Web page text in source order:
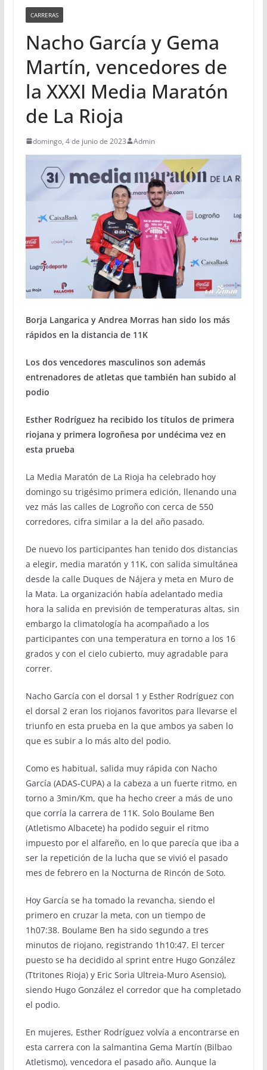
CARRERAS
Nacho García y Gema
Martín, vencedores de
la XXXI Media Maratón
de La Rioja
domingo, 4 de junio de 2023 Admin
Borja Langarica y Andrea Morras han sido los más
rápidos en la distancia de 11K
Los dos vencedores masculinos son además
entrenadores de atletas que también han subido al
podio
Esther Rodríguez ha recibido los títulos de primera
riojana y primera logroñesa por undécima vez en
esta prueba
La Media Maratón de La Rioja ha celebrado hoy
domingo su trigésimo primera edición, llenando una
vez más las calles de Logroño con cerca de 550
corredores, cifra similar a la del año pasado.
De nuevo los participantes han tenido dos distancias
a elegir, media maratón y 11K, con salida simultánea
desde la calle Duques de Nájera y meta en Muro de
la Mata. La organización había adelantado media
hora la salida en previsión de temperaturas altas, sin
embargo la climatología ha acompañado a los
participantes con una temperatura en torno a los 16
grados y con el cielo cubierto, muy agradable para
correr.
Nacho García con el dorsal 1 y Esther Rodríguez con
el dorsal 2 eran los riojanos favoritos para llevarse el
triunfo en esta prueba en la que ambos ya saben lo
que es subir a lo más alto del podio.
Como es habitual, salida muy rápida con Nacho
García (ADAS-CUPA) a la cabeza a un fuerte ritmo, en
torno a 3min/Km, que ha hecho creer a más de uno
que corría la carrera de 11K. Solo Boulame Ben
(Atletismo Albacete) ha podido seguir el ritmo
impuesto por el alfareño, en lo que parecía que iba a
ser la repetición de la lucha que se vivió el pasado
mes de febrero en la Nocturna de Rincón de Soto.
Hoy García se ha tomado la revancha, siendo el
primero en cruzar la meta, con un tiempo de
1h07:38. Boulame Ben ha sido segundo a tres
minutos de riojano, registrando 1h10:47. El tercer
puesto se ha decidido al sprint entre Hugo González
(Ttritones Rioja) y Eric Soria Ultreia-Muro Asensio),
siendo Hugo González el corredor que ha completado
el podio.
En mujeres, Esther Rodríguez volvía a encontrarse en
esta carrera con la salmantina Gema Martín (Bilbao
Atletismo), vencedora el pasado año. Aunque la